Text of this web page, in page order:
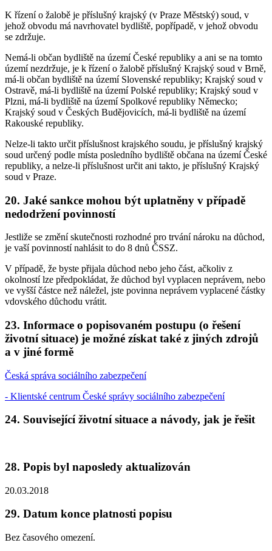
K řízení o žalobě je příslušný krajský (v Praze Městský) soud, v
jehož obvodu má navrhovatel bydliště, popřípadě, v jehož obvodu
se zdržuje.
Nemá-li občan bydliště na území České republiky a ani se na tomto
území nezdržuje, je k řízení o žalobě příslušný Krajský soud v Brně,
má-li občan bydliště na území Slovenské republiky; Krajský soud v
Ostravě, má-li bydliště na území Polské republiky; Krajský soud v
Plzni, má-li bydliště na území Spolkové republiky Německo;
Krajský soud v Českých Budějovicích, má-li bydliště na území
Rakouské republiky.
Nelze-li takto určit příslušnost krajského soudu, je příslušný krajský
soud určený podle místa posledního bydliště občana na území České
republiky, a nelze-li příslušnost určit ani takto, je příslušný Krajský
soud v Praze.
20. Jaké sankce mohou být uplatněny v případě
nedodržení povinností
Jestliže se změní skutečnosti rozhodné pro trvání nároku na důchod,
je vaší povinností nahlásit to do 8 dnů ČSSZ.
V případě, že byste přijala důchod nebo jeho část, ačkoliv z
okolností lze předpokládat, že důchod byl vyplacen neprávem, nebo
ve vyšší částce než náležel, jste povinna neprávem vyplacené částky
vdovského důchodu vrátit.
23. Informace o popisovaném postupu (o řešení
životní situace) je možné získat také z jiných zdrojů
a v jiné formě
Česká správa sociálního zabezpečení
- Klientské centrum České správy sociálního zabezpečení
24. Související životní situace a návody, jak je řešit
28. Popis byl naposledy aktualizován
20.03.2018
29. Datum konce platnosti popisu
Bez časového omezení.